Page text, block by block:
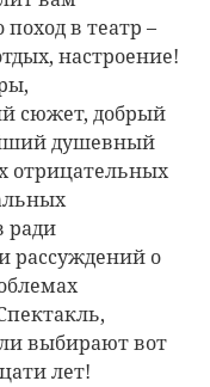
в театр –
настроение!
сюжет, добрый
душевный
отрицательных
ради
рассуждений о
выбирают вот
лет!